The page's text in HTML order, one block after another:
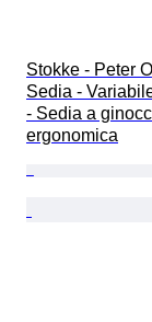
Stokke - Peter
Sedia -
- Sedia a
ergonomica